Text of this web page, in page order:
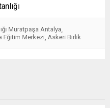
Muratpaşa Antalya
Eğitim Merkezi Askeri Birlik